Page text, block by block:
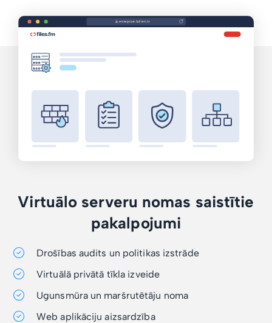
Virtuālo serveru nomas saistītie
pakalpojumi
Drošības audits un politikas izstrāde
Virtuālā privātā tīkla izveide
Ugunsmūra un maršrutētāju noma
Web aplikāciju aizsardzība